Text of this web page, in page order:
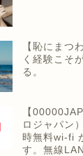
【恥にまつ
く経験こそ
る。
【
ロジャパン
時無料wi-fi
す。無線